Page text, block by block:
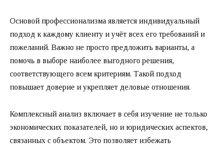
Основой профессионализма является индивидуальный
подход к каждому клиенту и учёт всех его требований и
пожеланий. Важно не просто предложить варианты, а
помочь в выборе наиболее выгодного решения,
соответствующего всем критериям. Такой подход
повышает доверие и укрепляет деловые отношения.
Комплексный анализ включает в себя изучение не только
экономических показателей, но и юридических аспектов,
связанных с объектом. Это позволяет избежать